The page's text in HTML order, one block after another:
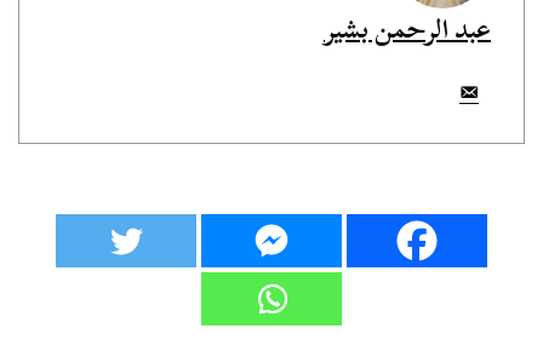
عبد الرحمن بشير